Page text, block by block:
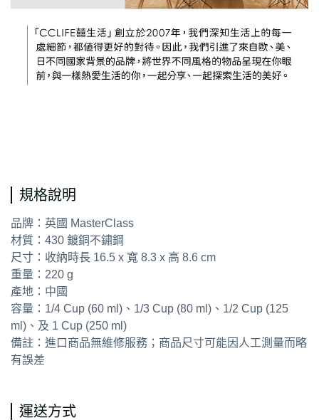
規格說明
品牌：英國 MasterClass
材質：430 鍍銅不鏽鋼
尺寸：收納時長 16.5 x 寬 8.3 x 高 8.6 cm
重量：220 g
產地：中國
容量：1/4 Cup (60 ml)、1/3 Cup (80 ml)、1/2 Cup (125
ml)、及 1 Cup (250 ml)
備註：進口商品無維修服務；商品尺寸可能因人工測量而略
有誤差
運送方式